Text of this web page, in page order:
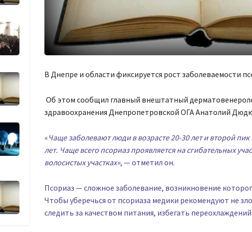
В Днепре и области фиксируется рост заболеваемости
Об этом сообщил главный внештатный
здравоохранения Днепропетровской ОГА Анатолий
« Чаще заболевают люди в возрасте 20-30 лет и второй
лет. Чаще всего псориаз проявляется на сгибательных
волосистых участках», — отметил он.
Псориаз — сложное заболевание, возникновение
Чтобы уберечься от псориаза медики рекомендуют не
следить за качеством питания, избегать переохлаждений